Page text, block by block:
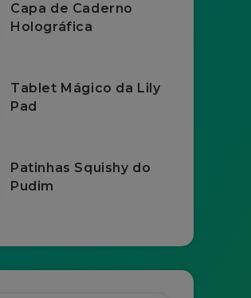
Capa de Caderno
Holográfica
Tablet Mágico da Lily
Pad
Patinhas Squishy do
Pudim